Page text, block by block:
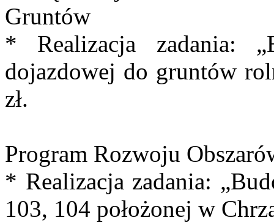
Gruntów
* Realizacja zadania:
dojazdowej do gruntów
zł.
Program Rozwoju
* Realizacja zadania:
103, 104 położonej w